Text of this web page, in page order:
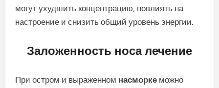
могут ухудшить концентрацию, повлиять на
настроение и снизить общий уровень энергии.
Заложенность носа лечение
При остром и выраженном насморке можно